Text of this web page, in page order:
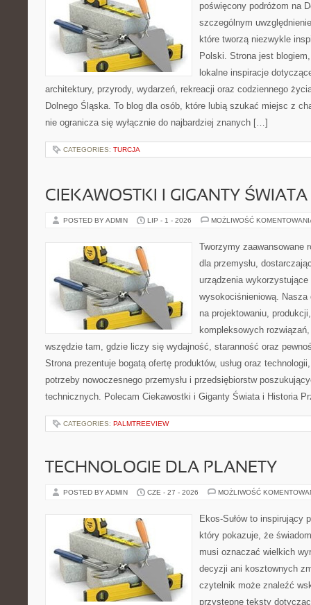
poświęcony podróżom na
szczególnym
które tworzą niezwykle
Polski. Strona jest
lokalne inspiracje
architektury, przyrody, wydarzeń, rekreacji oraz codziennego
Dolnego Śląska. To blog dla osób, które lubią szukać miejsc z
nie ogranicza się wyłącznie do najbardziej znanych […]
CATEGORIES: TURCJA
CIEKAWOSTKI I GIGANTY ŚWIATA
POSTED BY ADMIN LIP - 1 - 2026 MOŻLIWOŚĆ
Tworzymy zaawansowane
dla przemysłu,
urządzenia wykorzystujące
wysokociśnieniową. Nasza
na projektowaniu,
kompleksowych
wszędzie tam, gdzie liczy się wydajność, staranność oraz
Strona prezentuje bogatą ofertę produktów, usług oraz
potrzeby nowoczesnego przemysłu i przedsiębiorstw
technicznych. Polecam Ciekawostki i Giganty Świata i Historia
CATEGORIES: PALMTREEVIEW
TECHNOLOGIE DLA PLANETY
POSTED BY ADMIN CZE - 27 - 2026 MOŻLIWOŚĆ
Ekos-Sułów to inspirujący
który pokazuje, że
musi oznaczać wielkich
decyzji ani kosztownych
czytelnik może znaleźć
przystępne teksty